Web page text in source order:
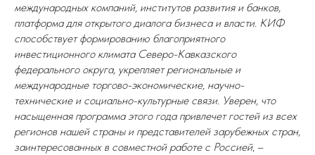
международных компаний, институтов развития и банков,
платформа для открытого диалога бизнеса и власти. КИФ
способствует формированию благоприятного
инвестиционного климата Северо-Кавказского
федерального округа, укрепляет региональные и
международные торгово-экономические, научно-
технические и социально-культурные связи. Уверен, что
насыщенная программа этого года привлечет гостей из всех
регионов нашей страны и представителей зарубежных стран,
заинтересованных в совместной работе с Россией, –